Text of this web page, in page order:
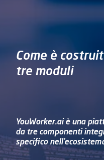
Come è
tre moduli
YouWorker.ai è una
da tre componenti
specifico